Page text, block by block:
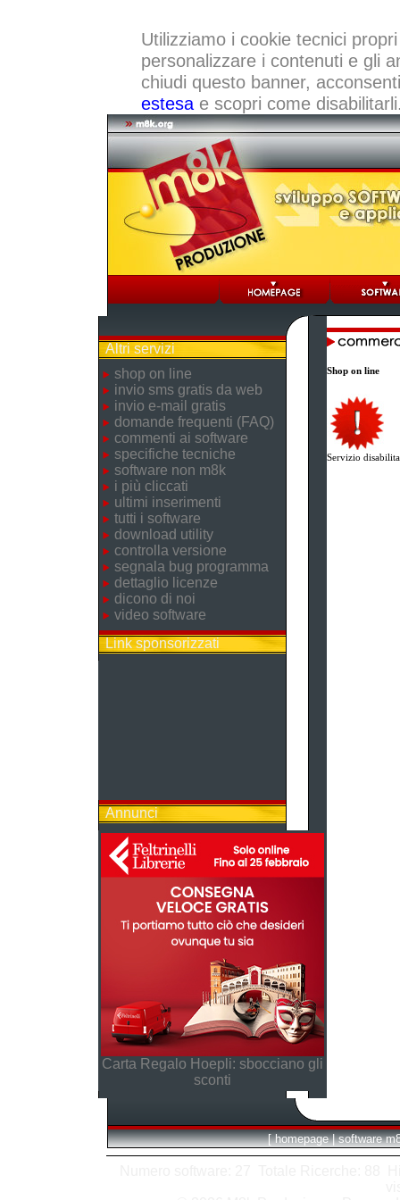
Utilizziamo i cookie tecnici
personalizzare i contenuti e gli
chiudi questo banner,
estesae scopri come
Altri servizi
shop on line
invio sms gratis da web
invio e-mail gratis
domande frequenti (FAQ)
commenti ai software
specifiche tecniche
software non m8k
i più cliccati
ultimi inserimenti
tutti i software
download utility
controlla versione
segnala bug programma
dettaglio licenze
dicono di noi
video software
Link sponsorizzati
Annunci
Carta Regalo Hoepli: sbocciano gli
sconti
Shop on line
Servizio
[ homepage | software